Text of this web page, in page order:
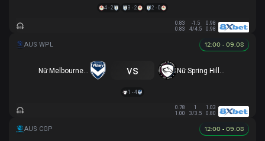
4 - 2 3 - 2 2 - 0
0.83 -1.5
0.98
0.83
4/4.5 0.98
12:00 - 09.08
Nữ Melbourne Victory FC vs
1 - 4
0.78 1
1.03
1.00
3/3.5 0.80
12:00 - 09.08